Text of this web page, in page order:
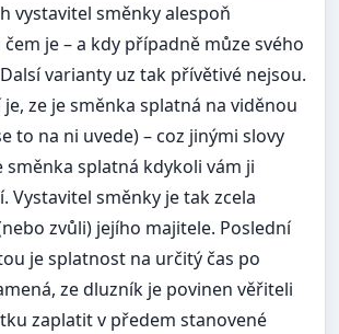
vystavitel směnky alespoň
čem je – a kdy případně můze svého
varianty uz tak přívětivé nejsou.
ze je směnka splatná na viděnou
to na ni uvede) – coz jinými slovy
směnka splatná kdykoli vám ji
Vystavitel směnky je tak zcela
zvůli) jejího majitele. Poslední
je splatnost na určitý čas po
ze dluzník je povinen věřiteli
zaplatit v předem stanovené